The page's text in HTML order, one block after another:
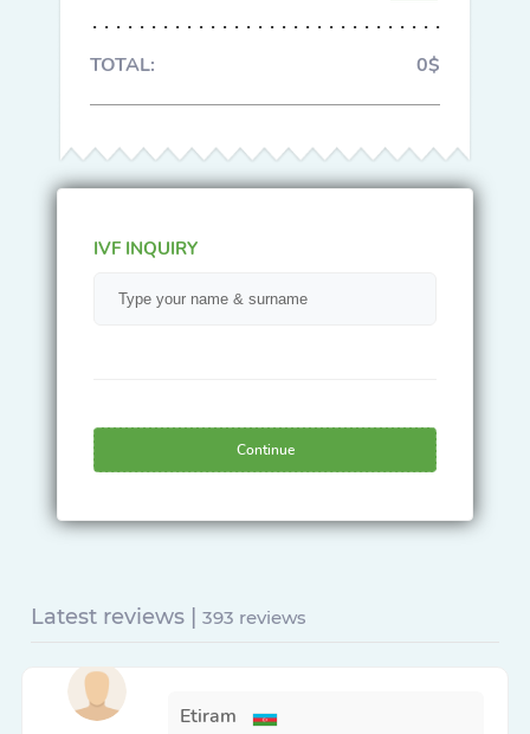
TOTAL: 0$
IVF INQUIRY
Continue
Latest reviews | 393 reviews
Etiram